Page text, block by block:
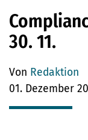
Artikel auf
Artikel
30. 11.
Von Redaktion
01. Dezember